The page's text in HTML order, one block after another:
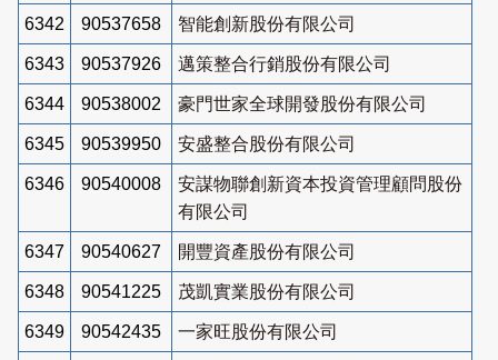
6342 90537658 智能創新股份有限公司
6343 90537926 邁策整合行銷股份有限公司
6344 90538002 豪門世家全球開發股份有限公司
6345 90539950 安盛整合股份有限公司
6346 90540008
安謀物聯創新資本投資管理顧問股份
有限公司
6347 90540627 開豐資產股份有限公司
6348 90541225 茂凱實業股份有限公司
6349 90542435 一家旺股份有限公司